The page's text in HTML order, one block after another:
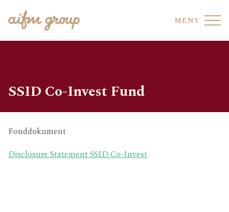
MENY
FONDHOTELL
AIFM CO-SOURCING
HÅLLBARHET
SSID Co-Invest Fund
Fonddokument
Disclosure Statement SSID Co-Invest